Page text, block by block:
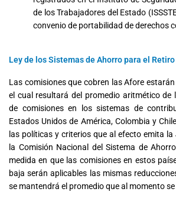
de los Trabajadores del Estado
convenio de portabilidad de derechos
Ley de los Sistemas de Ahorro para el Retiro
Las comisiones que cobren las Afore
el cual resultará del promedio aritmético de
de comisiones en los sistemas de
Estados Unidos de América, Colombia y
las políticas y criterios que al efecto emita
la Comisión Nacional del Sistema de
medida en que las comisiones en estos
baja serán aplicables las mismas
se mantendrá el promedio que al momento